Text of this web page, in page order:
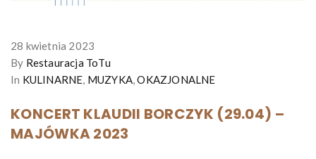
28 kwietnia 2023
By Restauracja ToTu
In KULINARNE, MUZYKA,OKAZJONALNE
KONCERT KLAUDII BORCZYK (29.04) –
MAJÓWKA 2023